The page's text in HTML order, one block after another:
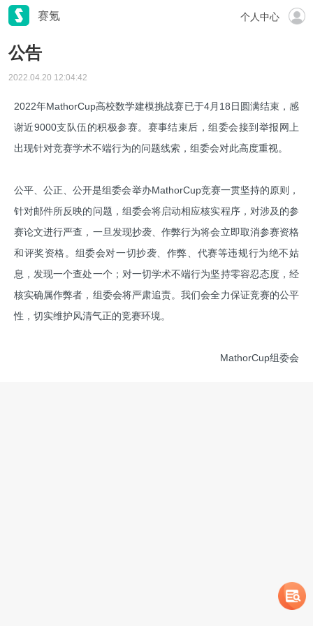
赛氪 个人中心
公告
2022.04.20 12:04:42
2022年MathorCup高校数学建模挑战赛已于4月18日圆满结束，感
谢近9000支队伍的积极参赛。赛事结束后，组委会接到举报网上
出现针对竞赛学术不端行为的问题线索，组委会对此高度重视。
公平、公正、公开是组委会举办MathorCup竞赛一贯坚持的原则，
针对邮件所反映的问题，组委会将启动相应核实程序，对涉及的参
赛论文进行严查，一旦发现抄袭、作弊行为将会立即取消参赛资格
和评奖资格。组委会对一切抄袭、作弊、代赛等违规行为绝不姑
息，发现一个查处一个；对一切学术不端行为坚持零容忍态度，经
核实确属作弊者，组委会将严肃追责。我们会全力保证竞赛的公平
性，切实维护风清气正的竞赛环境。
MathorCup组委会